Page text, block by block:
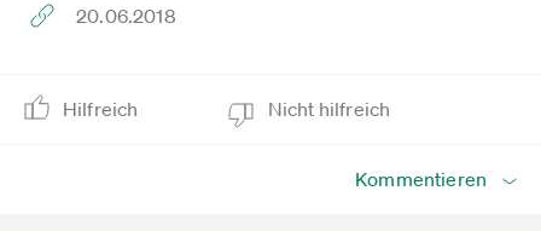
20.06.2018
Hilfreich Nicht hilfreich
Kommentieren